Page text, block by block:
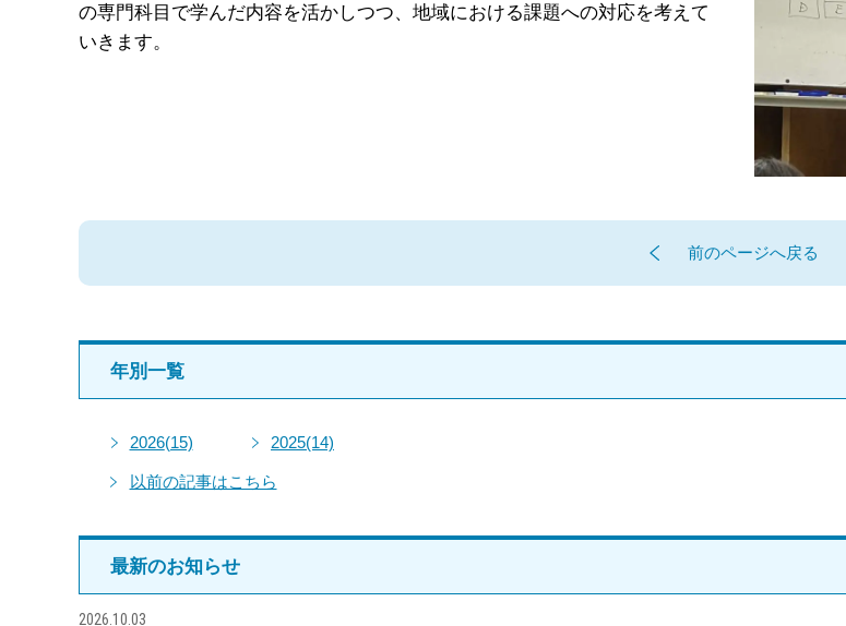
の専門科目で学んだ内容を活かしつつ、地域における課題への対応を考えて
いきます。
前のページへ戻る
年別一覧
2026(15) 2025(14)
以前の記事はこちら
最新のお知らせ
2026.10.03